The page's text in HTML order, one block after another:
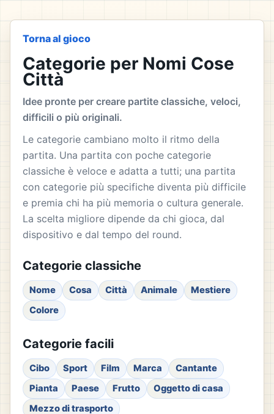
Torna al gioco
Categorie per Nomi Cose
Città
Idee pronte per creare partite classiche, veloci,
difficili o più originali.
Le categorie cambiano molto il ritmo della
partita. Una partita con poche categorie
classiche è veloce e adatta a tutti; una partita
con categorie più specifiche diventa più difficile
e premia chi ha più memoria o cultura generale.
La scelta migliore dipende da chi gioca, dal
dispositivo e dal tempo del round.
Categorie classiche
Nome Cosa Città Animale
Mestiere
Colore
Categorie facili
Cibo Sport Film Marca
Cantante
Pianta
Paese Frutto
Oggetto di casa
Mezzo di trasporto